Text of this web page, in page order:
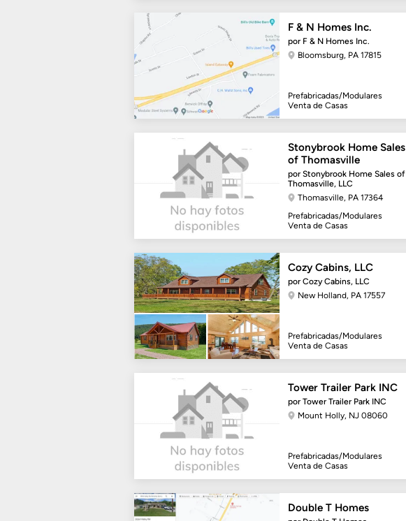
F & N Homes Inc.
por F & N Homes Inc.
Bloomsburg, PA 17815
Prefabricadas/Modulares
Venta de Casas
Stonybrook Home Sales
of Thomasville
por Stonybrook Home Sales of
Thomasville, LLC
Thomasville, PA 17364
Prefabricadas/Modulares
Venta de Casas
Cozy Cabins, LLC
por Cozy Cabins, LLC
New Holland, PA 17557
Prefabricadas/Modulares
Venta de Casas
Tower Trailer Park INC
por Tower Trailer Park INC
Mount Holly, NJ 08060
Prefabricadas/Modulares
Venta de Casas
Double T Homes